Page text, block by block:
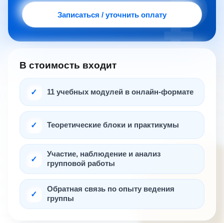
Записаться / уточнить оплату
В стоимость входит
✓ 11 учебных модулей в онлайн-формате
✓ Теоретические блоки и практикумы
✓
Участие, наблюдение и анализ
групповой работы
✓
Обратная связь по опыту ведения
группы